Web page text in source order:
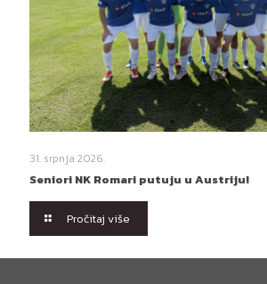
31. srpnja 2026.
Seniori NK Romari putuju u Austriju!
Pročitaj više